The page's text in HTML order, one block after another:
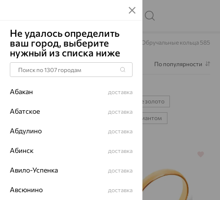
Главная Каталог Обручальные кольца Обручальные кольца 585
Фильтр 1 По популярности
желтое золото
с бриллиантом
64% 64%
Не удалось определить
ваш город, выберите
нужный из списка ниже
Абакан доставка
Абатское доставка
Абдулино доставка
Абинск доставка
Авило-Успенка доставка
Авсюнино доставка